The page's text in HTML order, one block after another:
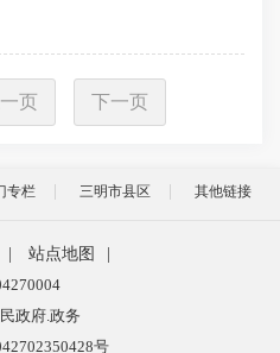
一页 下一页
专栏 三明市县区 其他链接
| 站点地图
|
政府.政务
号